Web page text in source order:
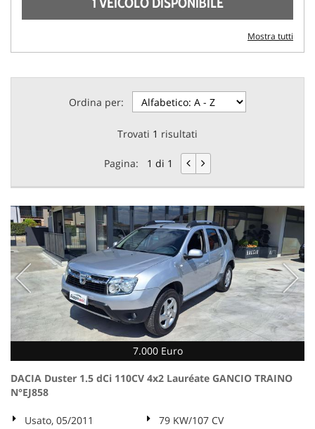
Mostra tutti
Ordina per:
Trovati 1 risultati
Pagina: 1 di 1
7.000 Euro
DACIA Duster 1.5 dCi 110CV 4x2 Lauréate GANCIO TRAINO
N°EJ858
Usato, 05/2011
79 KW/107 CV